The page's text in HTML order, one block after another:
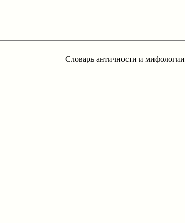
Словарь античности и мифологии